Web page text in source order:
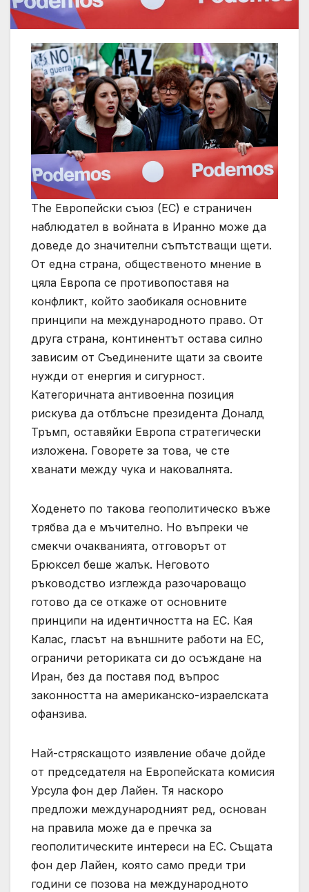
The Европейски съюз (ЕС) е страничен
наблюдател в войната в Иранно може да
доведе до значителни съпътстващи щети.
От една страна, общественото мнение в
цяла Европа се противопоставя на
конфликт, който заобикаля основните
принципи на международното право. От
друга страна, континентът остава силно
зависим от Съединените щати за своите
нужди от енергия и сигурност.
Категоричната антивоенна позиция
рискува да отблъсне президента Доналд
Тръмп, оставяйки Европа стратегически
изложена. Говорете за това, че сте
хванати между чука и наковалнята.
Ходенето по такова геополитическо въже
трябва да е мъчително. Но въпреки че
смекчи очакванията, отговорът от
Брюксел беше жалък. Неговото
ръководство изглежда разочароващо
готово да се откаже от основните
принципи на идентичността на ЕС. Кая
Калас, гласът на външните работи на ЕС,
ограничи реториката си до осъждане на
Иран, без да поставя под въпрос
законността на американско-израелската
офанзива.
Най-стряскащото изявление обаче дойде
от председателя на Европейската комисия
Урсула фон дер Лайен. Тя наскоро
предложи международният ред, основан
на правила може да е пречка за
геополитическите интереси на ЕС. Същата
фон дер Лайен, която само преди три
години се позова на международното